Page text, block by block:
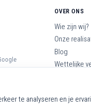
OVER ONS
Wie zijn wij?
Onze
Blog
Wettelijke
te analyseren en je